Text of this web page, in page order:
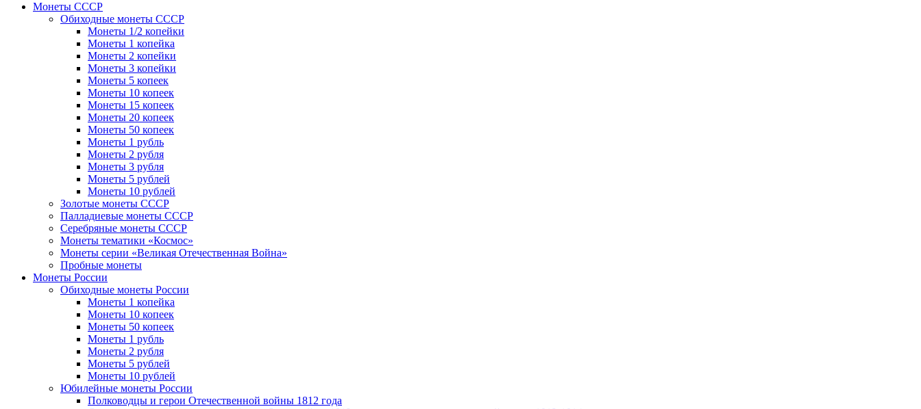
Монеты СССР
Обиходные монеты СССР
Монеты 1/2 копейки
Монеты 1 копейка
Монеты 2 копейки
Монеты 3 копейки
Монеты 5 копеек
Монеты 10 копеек
Монеты 15 копеек
Монеты 20 копеек
Монеты 50 копеек
Монеты 1 рубль
Монеты 2 рубля
Монеты 3 рубля
Монеты 5 рублей
Монеты 10 рублей
Золотые монеты СССР
Палладиевые монеты СССР
Серебряные монеты CCCР
Монеты тематики «Космос»
Монеты серии «Великая Отечественная Война»
Пробные монеты
Монеты России
Обиходные монеты России
Монеты 1 копейка
Монеты 10 копеек
Монеты 50 копеек
Монеты 1 рубль
Монеты 2 рубля
Монеты 5 рублей
Монеты 10 рублей
Юбилейные монеты России
Полководцы и герои Отечественной войны 1812 года